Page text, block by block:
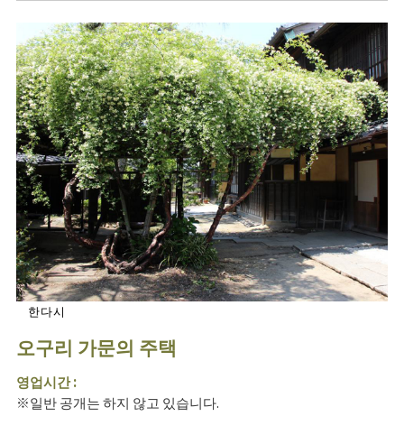
한다시
오구리 가문의 주택
영업시간 :
※일반 공개는 하지 않고 있습니다.